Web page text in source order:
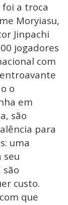
a troca
Moryiasu,
Jinpachi
jogadores
com
o
em
são
para
uma
seu
são
custo.
que